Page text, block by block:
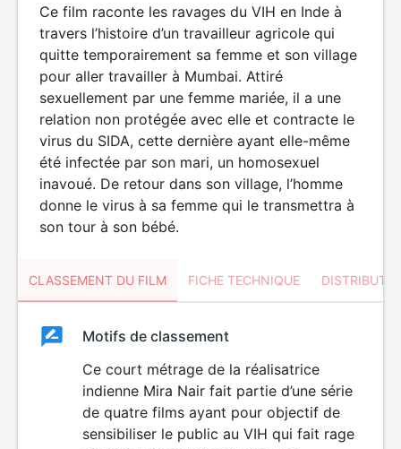
Ce film raconte les ravages du VIH en Inde à
travers l’histoire d’un travailleur agricole qui
quitte temporairement sa femme et son village
pour aller travailler à Mumbai. Attiré
sexuellement par une femme mariée, il a une
relation non protégée avec elle et contracte le
virus du SIDA, cette dernière ayant elle-même
été infectée par son mari, un homosexuel
inavoué. De retour dans son village, l’homme
donne le virus à sa femme qui le transmettra à
son tour à son bébé.
CLASSEMENT DU FILM FICHE TECHNIQUE
ClassementClassement
Motifs de classement
Ce court métrage de la réalisatrice
indienne Mira Nair fait partie d’une série
de quatre films ayant pour objectif de
sensibiliser le public au VIH qui fait rage